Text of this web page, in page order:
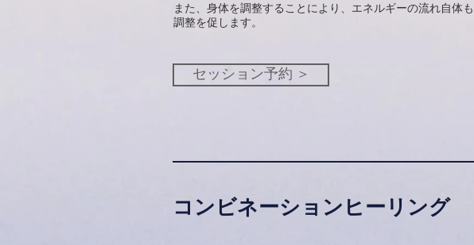
また、身体を調整することにより、エネルギーの流れ自体も
調整を促します。
セッション予約 ＞
コンビネーションヒーリング